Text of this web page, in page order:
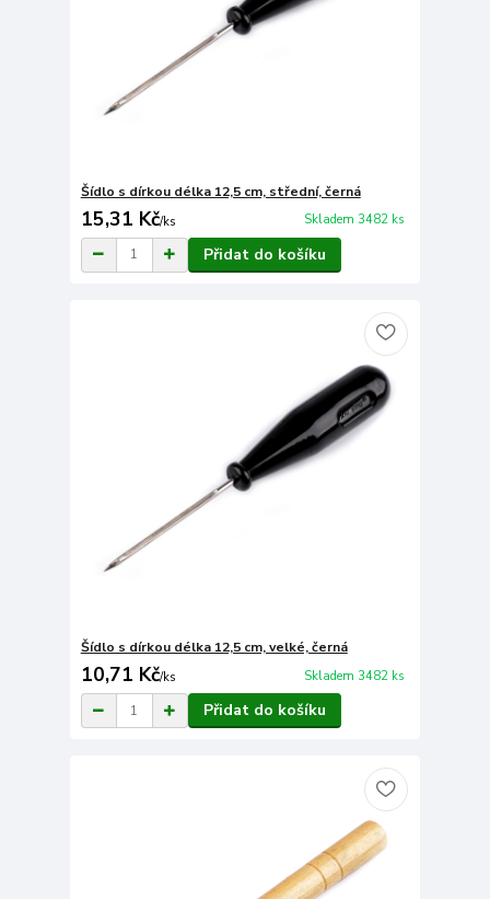
Šídlo s dírkou délka 12,5 cm, střední, černá
15,31 Kč/ks Skladem 3482 ks
Přidat do košíku
Šídlo s dírkou délka 12,5 cm, velké, černá
10,71 Kč/ks Skladem 3482 ks
Přidat do košíku